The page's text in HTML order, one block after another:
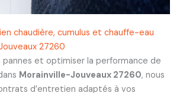
chaudière, cumulus et chauffe-eau
27260
pannes et optimiser la performance de
Morainville-Jouveaux 27260, nous
d’entretien adaptés à vos